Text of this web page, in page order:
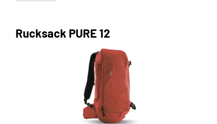
Rucksack PURE 12